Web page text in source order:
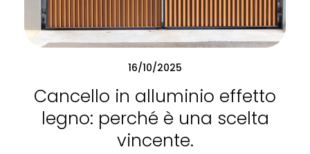
16/10/2025
Cancello in alluminio effetto
legno: perché è una scelta
vincente.